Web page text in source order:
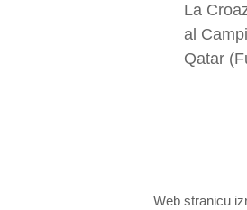
La
al
Qatar
Web stranicu